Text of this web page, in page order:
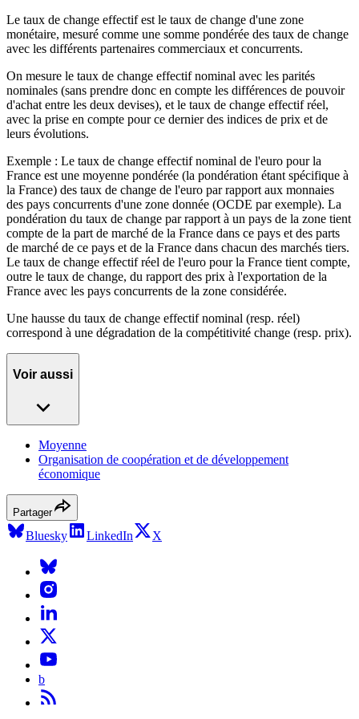
Le taux de change effectif est le taux de change d'une zone
monétaire, mesuré comme une somme pondérée des taux de change
avec les différents partenaires commerciaux et concurrents.
On mesure le taux de change effectif nominal avec les parités
nominales (sans prendre donc en compte les différences de pouvoir
d'achat entre les deux devises), et le taux de change effectif réel,
avec la prise en compte pour ce dernier des indices de prix et de
leurs évolutions.
Exemple : Le taux de change effectif nominal de l'euro pour la
France est une moyenne pondérée (la pondération étant spécifique à
la France) des taux de change de l'euro par rapport aux monnaies
des pays concurrents d'une zone donnée (OCDE par exemple). La
pondération du taux de change par rapport à un pays de la zone tient
compte de la part de marché de la France dans ce pays et des parts
de marché de ce pays et de la France dans chacun des marchés tiers.
Le taux de change effectif réel de l'euro pour la France tient compte,
outre le taux de change, du rapport des prix à l'exportation de la
France avec les pays concurrents de la zone considérée.
Une hausse du taux de change effectif nominal (resp. réel)
correspond à une dégradation de la compétitivité change (resp. prix).
Voir aussi
Moyenne
Organisation de coopération et de développement
économique
Partager
Bluesky LinkedIn X
b